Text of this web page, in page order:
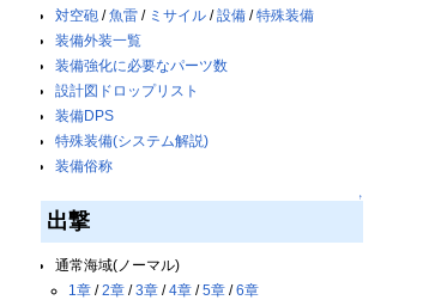
対空砲 /魚雷/ ミサイル/設備/特殊装備
装備外装一覧
装備強化に必要なパーツ数
設計図ドロップリスト
装備DPS
特殊装備(システム解説)
装備俗称
↑
出撃
通常海域(ノーマル)
1章 /2章 /3章 /4章 /5章 /6章